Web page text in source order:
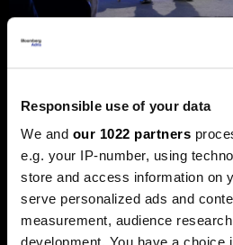
Responsible use of your data
We and our 1022 partners
e.g. your IP-number, using
store and access information on
serve personalized ads and
measurement, audience
Sezona rezultata u
Kao zvijezda kvartala ponovno se
zabilježio rast dobiti veći od
isto razdoblje prošle godine.